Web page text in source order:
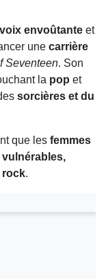
voix envoûtante et
une carrière
Seventeen. Son
la pop et
sorcières et du
que les femmes
rock.